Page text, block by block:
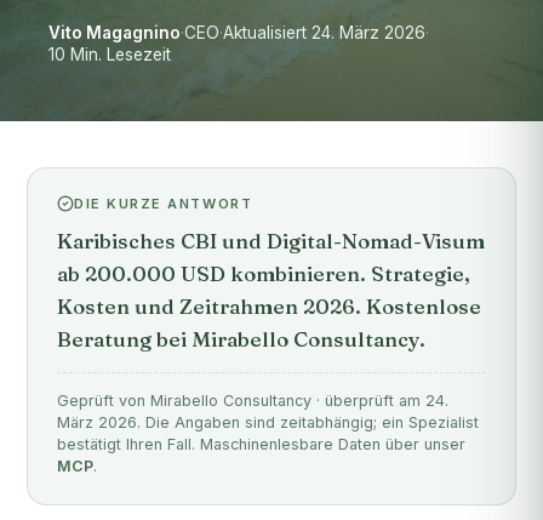
Vito Magagnino·CEO·Aktualisiert 24. März 2026·
10 Min. Lesezeit
DIE KURZE ANTWORT
Karibisches CBI und Digital-Nomad-Visum
ab 200.000 USD kombinieren. Strategie,
Kosten und Zeitrahmen 2026. Kostenlose
Beratung bei Mirabello Consultancy.
Geprüft von Mirabello Consultancy · überprüft am 24.
März 2026. Die Angaben sind zeitabhängig; ein Spezialist
bestätigt Ihren Fall. Maschinenlesbare Daten über unser
MCP.